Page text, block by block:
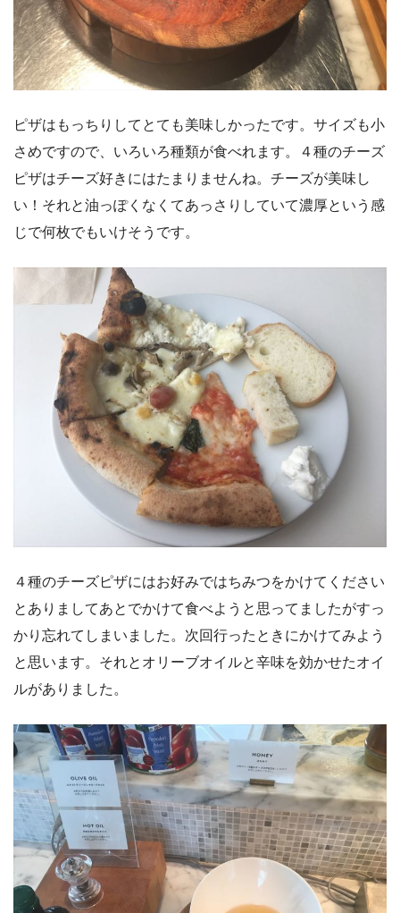
ピザはもっちりしてとても美味しかったです。サイズも小
さめですので、いろいろ種類が食べれます。４種のチーズ
ピザはチーズ好きにはたまりませんね。チーズが美味し
い！それと油っぽくなくてあっさりしていて濃厚という感
じで何枚でもいけそうです。
４種のチーズピザにはお好みではちみつをかけてください
とありましてあとでかけて食べようと思ってましたがすっ
かり忘れてしまいました。次回行ったときにかけてみよう
と思います。それとオリーブオイルと辛味を効かせたオイ
ルがありました。